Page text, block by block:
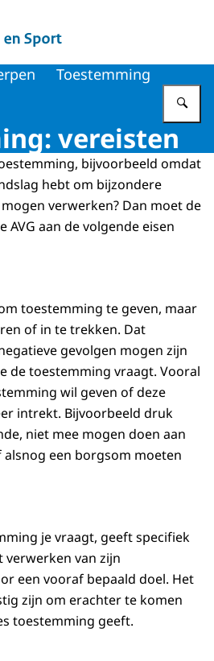
Toestemming
vereisten
bijvoorbeeld omdat
hebt om bijzondere
verwerken? Dan moet de
aan de volgende eisen
toestemming te geven, maar
of in te trekken. Dat
gevolgen mogen zijn
de toestemming vraagt. Vooral
wil geven of deze
intrekt. Bijvoorbeeld druk
niet mee mogen doen aan
een borgsom moeten
je vraagt, geeft specifiek
van zijn
een vooraf bepaald doel. Het
zijn om erachter te komen
toestemming geeft.